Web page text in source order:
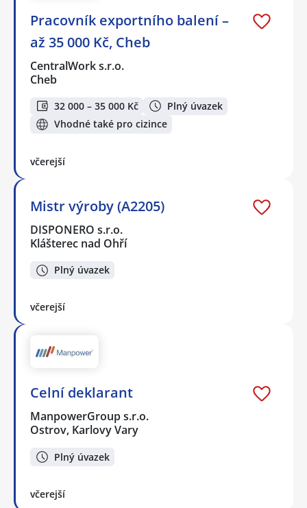
Pracovník exportního balení –
až 35 000 Kč, Cheb
CentralWork s.r.o.
Cheb
32 000 – 35 000 Kč
Plný úvazek
Vhodné také pro cizince
včerejší
Mistr výroby (A2205)
DISPONERO s.r.o.
Klášterec nad Ohří
Plný úvazek
včerejší
Celní deklarant
ManpowerGroup s.r.o.
Ostrov, Karlovy Vary
Plný úvazek
včerejší